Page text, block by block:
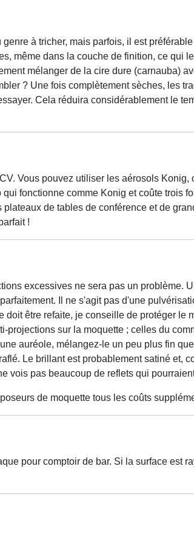
à tricher, mais parfois, il est
même dans la couche de finition, ce qui
mélanger de la cire dure (carnauba)
? Une fois complètement sèches, les
Cela réduira considérablement le
Vous pouvez utiliser les aérosols Konig,
fonctionne comme Konig et coûte trois
de tables de conférence et de
!
excessives ne sera pas un problème.
Il ne s'agit pas d'une
doit être refaite, je conseille de protéger le
projections sur la moquette ; celles du
auréole, mélangez-le un peu plus fin
Le brillant est probablement satiné et,
vois pas beaucoup de reflets qui
de moquette tous les coûts
pour comptoir de bar. Si la surface est